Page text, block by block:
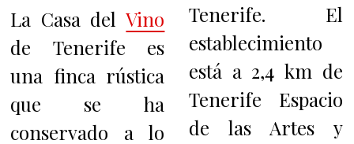
La Casa delVino
de Tenerife es
una finca rústica
que se ha
conservado a lo
Tenerife. El
establecimiento
está a 2,4 km de
Tenerife Espacio
de las Artes y